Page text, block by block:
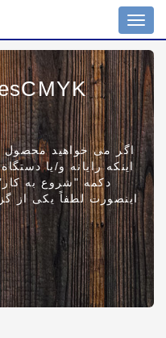
اگر می خواهید محصول
اینکه رایانه و/یا
دکمه "شروع به کار"
اینصورت لطفاً یکی از